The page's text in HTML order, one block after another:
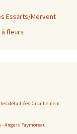
Essarts/Mervent
fleurs
détaillées Cisaillement
- Angers Faymoreau